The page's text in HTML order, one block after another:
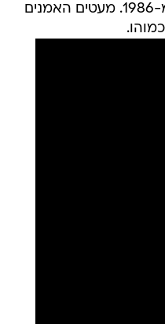
"Knocked Out Loaded" מ-1986. מעטים האמנים